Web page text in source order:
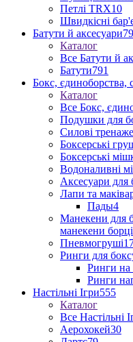
Петлі TRX10
Швидкісні
Батути й аксесуари
Каталог
Все Батути й
Батути791
Бокс, єдиноборства,
Каталог
Все Бокс,
Подушки для
Силові
Боксерські
Боксерські
Водоналивні
Аксесуари для
Лапи та
Пады4
Манекени для
манекени
Пневмогруші
Ринги для
Ринги на
Ринги
Настільні Ігри555
Каталог
Все Настільні
Аерохокей30